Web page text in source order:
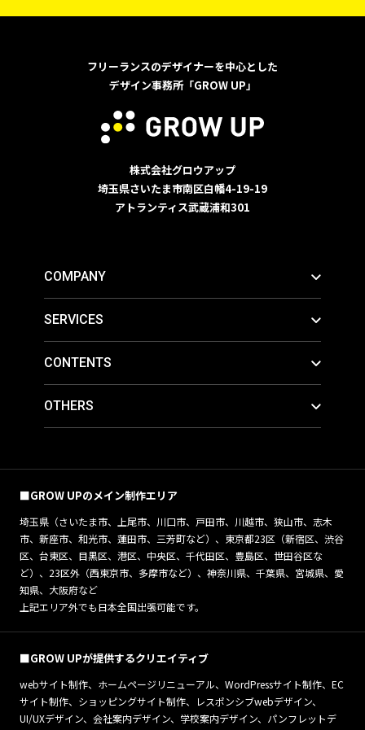
フリーランスのデザイナーを中心とした
デザイン事務所「GROW UP」
株式会社グロウアップ
埼玉県さいたま市南区白幡4-19-19
アトランティス武蔵浦和301
COMPANY
SERVICES
CONTENTS
OTHERS
■GROW UPのメイン制作エリア
埼玉県（さいたま市、上尾市、川口市、戸田市、川越市、狭山市、志木
市、新座市、和光市、蓮田市、三芳町など）、東京都23区（新宿区、渋谷
区、台東区、目黒区、港区、中央区、千代田区、豊島区、世田谷区な
ど）、23区外（西東京市、多摩市など）、神奈川県、千葉県、宮城県、愛
知県、大阪府など
上記エリア外でも日本全国出張可能です。
■GROW UPが提供するクリエイティブ
webサイト制作、ホームページリニューアル、WordPressサイト制作、EC
サイト制作、ショッピングサイト制作、レスポンシブwebデザイン、
UI/UXデザイン、会社案内デザイン、学校案内デザイン、パンフレットデ